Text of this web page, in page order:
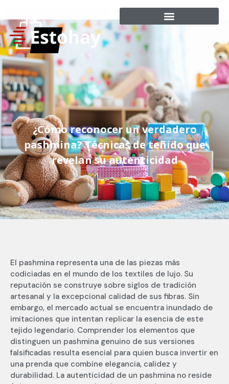
¿Cómo reconocer un verdadero
pashmina? Técnicas de teñido que
revelan su autenticidad
El pashmina representa una de las piezas más
codiciadas en el mundo de los textiles de lujo. Su
reputación se construye sobre siglos de tradición
artesanal y la excepcional calidad de sus fibras. Sin
embargo, el mercado actual se encuentra inundado de
imitaciones que intentan replicar la esencia de este
tejido legendario. Comprender los elementos que
distinguen un pashmina genuino de sus versiones
falsificadas resulta esencial para quien busca invertir en
una prenda que combine elegancia, calidez y
durabilidad. La autenticidad de un pashmina no reside